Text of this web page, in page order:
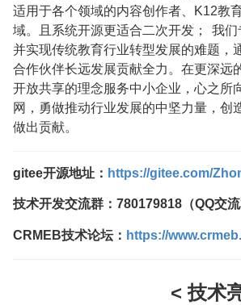
适用于各个领域的内容创作者、K12教
域。且系统开源更适合二次开发； 我
并实现传统教育行业转型发展的难题，
合作伙伴长远发展贡献全力。在更深远
开放共享的理念服务中小企业，心之所
网，勇做推动行业发展的中坚力量，创
做出贡献。
gitee开源地址： https://gitee.com/
技术开发交流群：780179818（QQ交流
CRMEB技术论坛： https://
< 技术